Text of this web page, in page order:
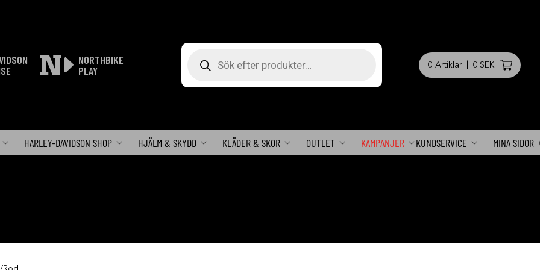
NORTHBIKE
PLAY
0 Artiklar 0 SEK
HARLEY-DAVIDSON SHOP HJÄLM & SKYDD KLÄDER & SKOR OUTLET KAMPANJER KUNDSERVICE MINA SIDOR